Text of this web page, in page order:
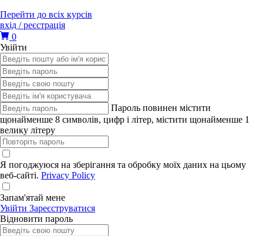
Перейти до всіх курсів
вхід / реєстрація
0
Увійти
Пароль повинен містити
щонайменше 8 символів, цифр і літер, містити щонайменше 1
велику літеру
Я погоджуюся на зберігання та обробку моїх даних на цьому
веб-сайті. Privacy Policy
Запам'ятай мене
Увійти Зареєструватися
Відновити пароль